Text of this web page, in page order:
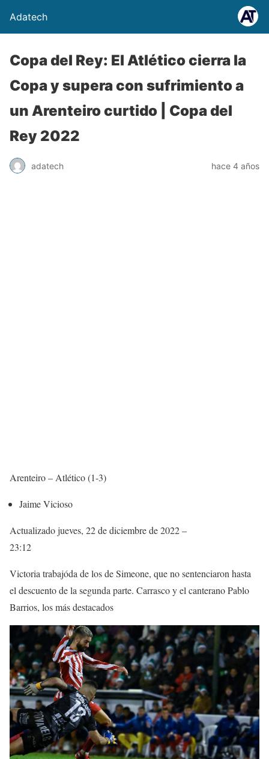
Adatech
Copa del Rey: El Atlético cierra la
Copa y supera con sufrimiento a
un Arenteiro curtido | Copa del
Rey 2022
adatech hace 4 años
Arenteiro – Atlético (1-3)
Jaime Vicioso
Actualizadojueves, 22 de diciembre de 2022 –
23:12
Victoria trabajóda de los de Simeone, que no sentenciaron hasta
el descuento de la segunda parte. Carrasco y el canterano Pablo
Barrios, los más destacados